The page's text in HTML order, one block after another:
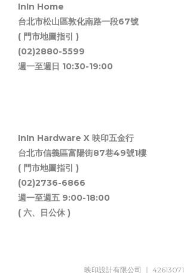
InIn Home
台北市松山區敦化南路一段67號
( 門市地圖指引 )
(02)2880-5599
週一至週日 10:30-19:00
InIn Hardware X 映印五金行
台北市信義區富陽街87巷49號1樓
( 門市地圖指引 )
(02)2736-6866
週一至週五 9:00-18:00
( 六、日公休 )
映印設計有限公司 ｜ 42613071